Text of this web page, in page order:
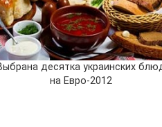
десятка украинских
на Евро-2012